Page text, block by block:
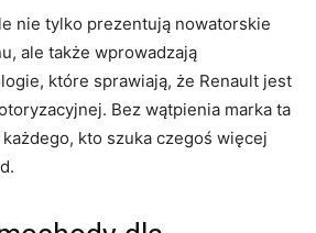
nie tylko ​prezentują nowatorskie
ale także wprowadzają
które sprawiają, że Renault jest‌
Bez‍ wątpienia marka ta
każdego, kto szuka czegoś więcej